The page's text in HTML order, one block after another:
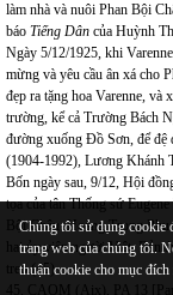
làm nhà và nuôi Phan Bội
báo Tiếng Dân của Huỳnh
Ngày 5/12/1925, khi
mừng và yêu cầu ân xá cho
đẹp ra tặng hoa Varenne, và
trường, kể cả Trường Bách
đường xuống Đồ Sơn, để đệ
(1904-1992), Lương Khánh
Bốn ngày sau, 9/12, Hội
tọa của tân Thống sứ
Bội Châu. Hoàng Trọng
hai ủy viên người Việt. Bản
treo.(45)
45. CAOM (Aix), PA 13
Chúng tôi sử dụng cookie
trang web của chúng tôi.
thuận cookie cho mục đích